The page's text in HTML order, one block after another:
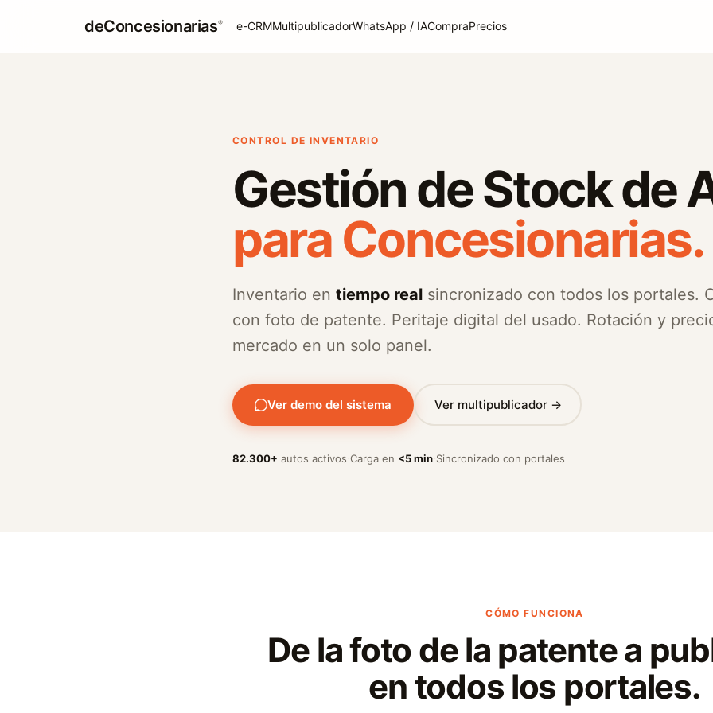
deConcesionarias® e-CRMMultipublicadorWhatsApp / IACompraPrecios
CONTROL DE INVENTARIO
Gestión de Stock de
para Concesionarias.
Inventario en tiempo real sincronizado con todos los portales.
con foto de patente. Peritaje digital del usado. Rotación y
mercado en un solo panel.
Ver demo del sistema Ver multipublicador →
82.300+ autos activos Carga en <5 min Sincronizado con portales
CÓMO FUNCIONA
De la foto de la patente a
en todos los portales.